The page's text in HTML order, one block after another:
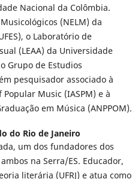
Nacional da Colômbia.
(NELM) da
o Laboratório de
(LEAA) da Universidade
Grupo de Estudios
pesquisador associado à
Music (IASPM) e à
em Música (ANPPOM).
do Rio de Janeiro
um dos fundadores dos
na Serra/ES. Educador,
literária (UFRJ) e atua como